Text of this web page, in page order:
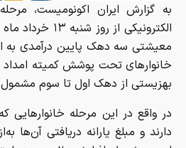
به گزارش ایران اکونومیست،
معیشتی سه دهک پایین درآمدی به
خانوارهای تحت پوشش کمیته
بهزیستی از دهک اول تا سوم مشمول
در واقع در این مرحله خانوارهایی